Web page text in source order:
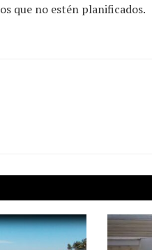
que no estén planificados.